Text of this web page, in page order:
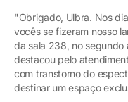
"Obrigado, Ulbra. Nos
vocês se fizeram nosso
da sala 238, no segundo
destacou pelo
com transtorno do
destinar um espaço